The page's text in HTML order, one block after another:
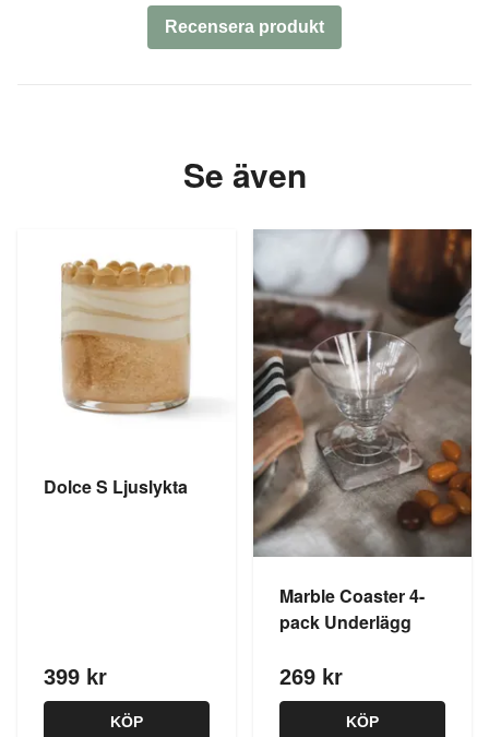
Recensera produkt
Se även
Dolce S Ljuslykta
399 kr
KÖP
Marble Coaster 4-
pack Underlägg
269 kr
KÖP